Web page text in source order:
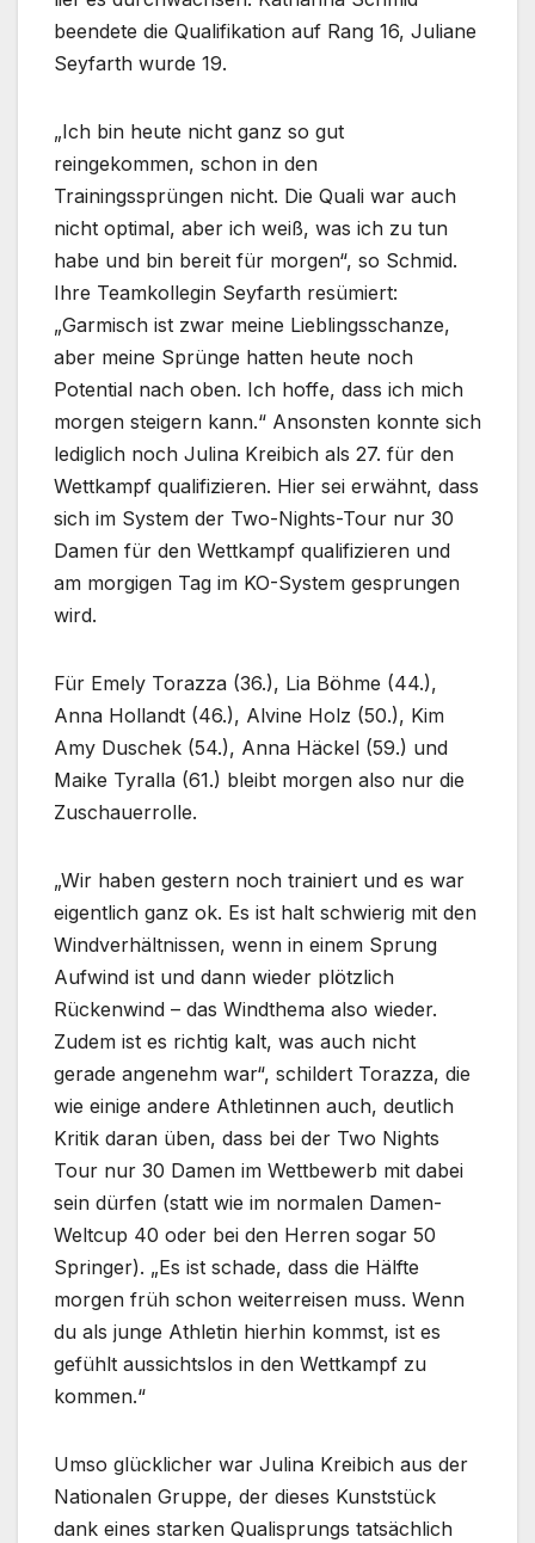
beendete die Qualifikation auf Rang 16, Juliane
Seyfarth wurde 19.
„Ich bin heute nicht ganz so gut
reingekommen, schon in den
Trainingssprüngen nicht. Die Quali war auch
nicht optimal, aber ich weiß, was ich zu tun
habe und bin bereit für morgen“, so Schmid.
Ihre Teamkollegin Seyfarth resümiert:
„Garmisch ist zwar meine Lieblingsschanze,
aber meine Sprünge hatten heute noch
Potential nach oben. Ich hoffe, dass ich mich
morgen steigern kann.“ Ansonsten konnte sich
lediglich noch Julina Kreibich als 27. für den
Wettkampf qualifizieren. Hier sei erwähnt, dass
sich im System der Two-Nights-Tour nur 30
Damen für den Wettkampf qualifizieren und
am morgigen Tag im KO-System gesprungen
wird.
Für Emely Torazza (36.), Lia Böhme (44.),
Anna Hollandt (46.), Alvine Holz (50.), Kim
Amy Duschek (54.), Anna Häckel (59.) und
Maike Tyralla (61.) bleibt morgen also nur die
Zuschauerrolle.
„Wir haben gestern noch trainiert und es war
eigentlich ganz ok. Es ist halt schwierig mit den
Windverhältnissen, wenn in einem Sprung
Aufwind ist und dann wieder plötzlich
Rückenwind – das Windthema also wieder.
Zudem ist es richtig kalt, was auch nicht
gerade angenehm war“, schildert Torazza, die
wie einige andere Athletinnen auch, deutlich
Kritik daran üben, dass bei der Two Nights
Tour nur 30 Damen im Wettbewerb mit dabei
sein dürfen (statt wie im normalen Damen-
Weltcup 40 oder bei den Herren sogar 50
Springer). „Es ist schade, dass die Hälfte
morgen früh schon weiterreisen muss. Wenn
du als junge Athletin hierhin kommst, ist es
gefühlt aussichtslos in den Wettkampf zu
kommen.“
Umso glücklicher war Julina Kreibich aus der
Nationalen Gruppe, der dieses Kunststück
dank eines starken Qualisprungs tatsächlich